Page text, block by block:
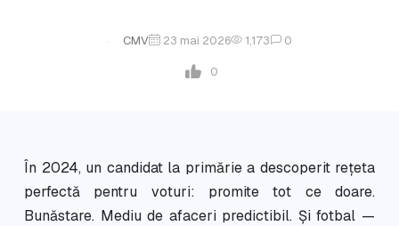
CMV 23 mai 2026 1,173 0
0
În 2024, un candidat la primărie a descoperit rețeta
perfectă pentru voturi: promite tot ce doare.
Bunăstare. Mediu de afaceri predictibil. Și fotbal —